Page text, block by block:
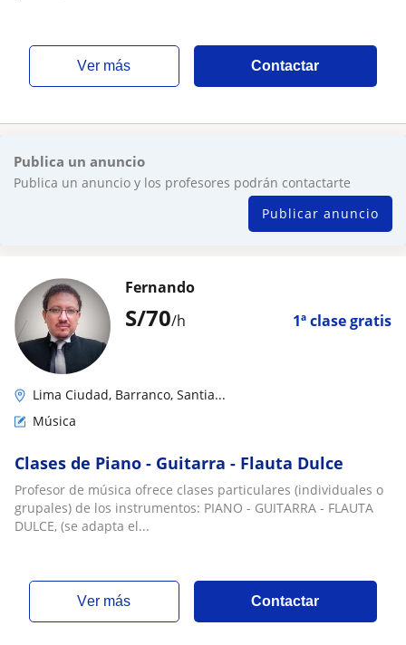
ver más Contactar
Publica un anuncio
Publica un anuncio y los profesores podrán contactarte
Publicar anuncio
S/70/h 1ª clase gratis
Fernando
Lima Ciudad, Barranco, Santia...
Música
Clases de Piano - Guitarra - Flauta Dulce
Profesor de música ofrece clases particulares (individuales o
grupales) de los instrumentos: PIANO - GUITARRA - FLAUTA
DULCE, (se adapta el...
ver más Contactar